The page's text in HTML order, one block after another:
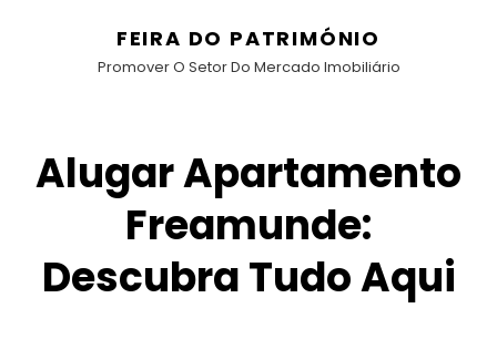
FEIRA DO PATRIMÓNIO
Promover O Setor Do Mercado Imobiliário
Alugar Apartamento
Freamunde:
Descubra Tudo Aqui